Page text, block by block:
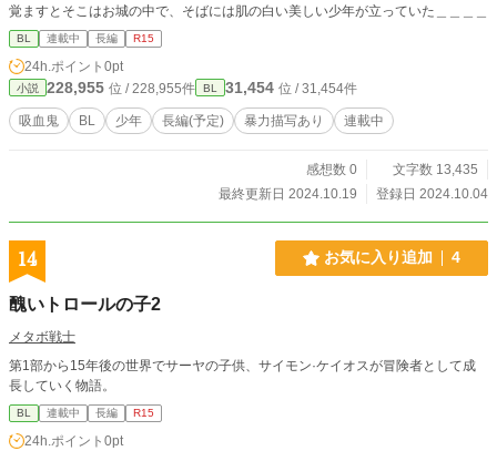
覚ますとそこはお城の中で、そばには肌の白い美しい少年が立っていた＿＿＿＿
BL 連載中 長編 R15
24h.ポイント 0pt
小説 228,955 位 / 228,955件 BL 31,454 位 / 31,454件
吸血鬼 BL 少年 長編(予定) 暴力描写あり 連載中
感想数 0
文字数 13,435
最終更新日 2024.10.19
登録日 2024.10.04
14 お気に入り追加 4
醜いトロールの子2
メタボ戦士
第1部から15年後の世界でサーヤの子供、サイモン·ケイオスが冒険者として成
長していく物語。
BL 連載中 長編 R15
24h.ポイント 0pt